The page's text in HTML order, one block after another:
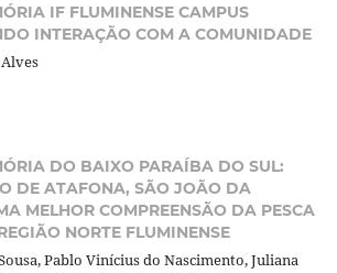
IF FLUMINENSE CAMPUS
INTERAÇÃO COM A COMUNIDADE
DO BAIXO PARAÍBA DO SUL:
DE ATAFONA, SÃO JOÃO DA
MELHOR COMPREENSÃO DA PESCA
NORTE FLUMINENSE
Pablo Vinícius do Nascimento, Juliana